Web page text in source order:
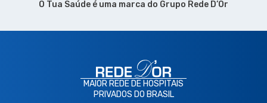
O Tua Saúde é uma marca do Grupo Rede D’Or
MAIOR REDE DE HOSPITAIS
PRIVADOS DO BRASIL